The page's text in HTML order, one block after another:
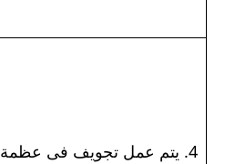
4. يتم عمل تجويف فى عظمة